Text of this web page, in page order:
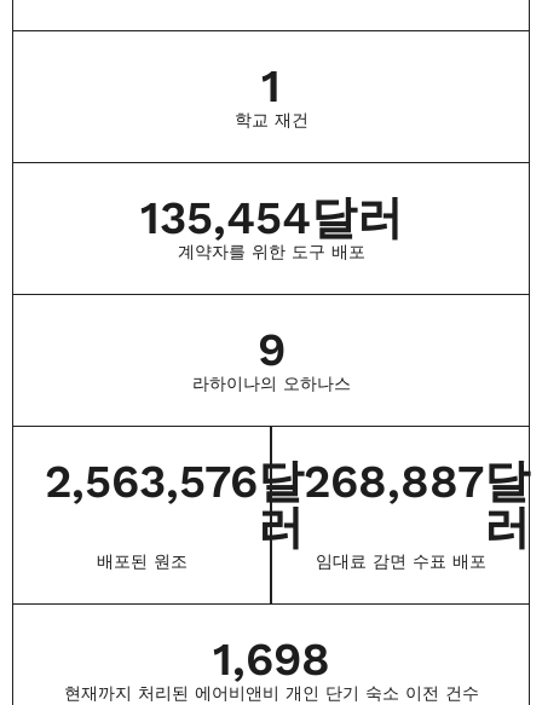
학교 재건
1
계약자를 위한 도구 배포
135,454달러
라하이나의 오하나스
9
배포된 원조
2,563,576달
러
임대료 감면 수표 배포
268,887달
러
현재까지 처리된 에어비앤비 개인 단기 숙소 이전 건수
1,698